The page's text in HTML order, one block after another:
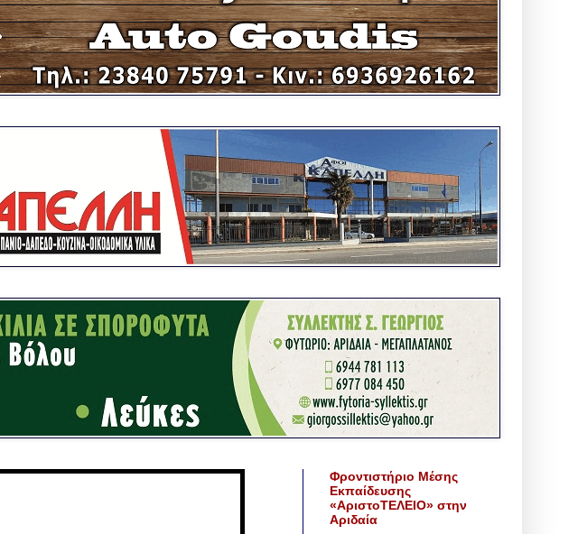
Φροντιστήριο Μέσης
Εκπαίδευσης
«ΑριστοΤΕΛΕΙΟ» στην
Αριδαία